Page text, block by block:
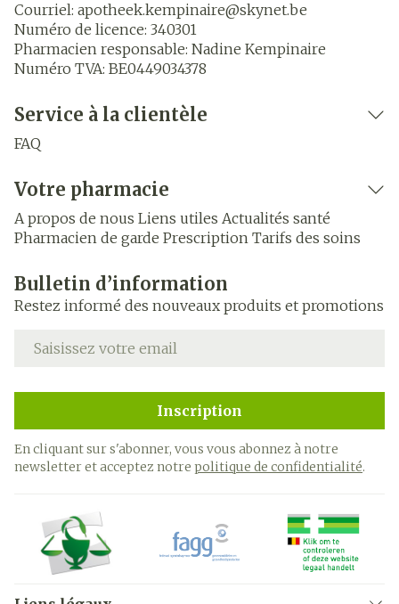
Courriel: apotheek.kempinaire@skynet.be
Numéro de licence: 340301
Pharmacien responsable: Nadine Kempinaire
Numéro TVA: BE0449034378
Service à la clientèle
FAQ
Votre pharmacie
A propos de nous Liens utiles Actualités santé
Pharmacien de garde Prescription Tarifs des soins
Bulletin d’information
Restez informé des nouveaux produits et promotions
Adresse mail
Inscription
En cliquant sur s'abonner, vous vous abonnez à notre
newsletter et acceptez notre politique de confidentialité.